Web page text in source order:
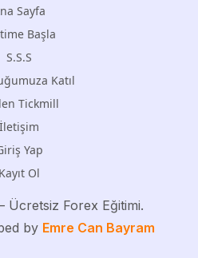
Sayfa
Başla
S.S.S
Katıl
Tickmill
İletişim
Yap
Kayıt Ol
Ücretsiz Forex Eğitimi.
by Emre Can Bayram